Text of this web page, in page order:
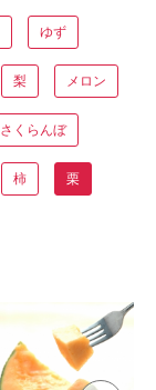
ゆず
梨 メロン
さくらんぼ
柿 栗